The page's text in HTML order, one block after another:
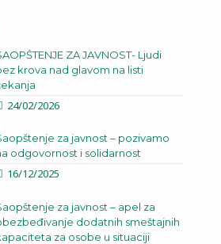
ZA JAVNOST- Ljudi
krova nad glavom na listi
24/02/2026
za javnost – pozivamo
odgovornost i solidarnost
16/12/2025
za javnost – apel za
dodatnih smeštajnih
za osobe u situaciji